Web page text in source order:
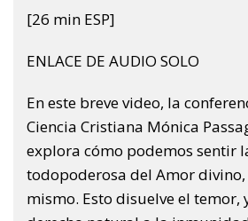
[26 min ESP]
ENLACE DE AUDIO SOLO
En este breve video, la
Ciencia Cristiana Mónica
explora cómo podemos sentir
todopoderosa del Amor divino,
mismo. Esto disuelve el temor,